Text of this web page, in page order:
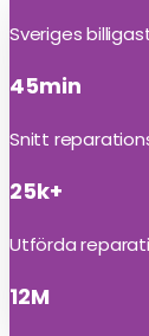
Sveriges
45min
Snitt
25k+
Utförda
12M